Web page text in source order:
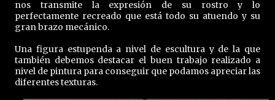
nos transmite la expresión de su rostro y lo
perfectamente recreado que está todo su atuendo y su
gran brazo mecánico.
Una figura estupenda a nivel de escultura y de la que
también debemos destacar el buen trabajo realizado a
nivel de pintura para conseguir que podamos apreciar las
diferentes texturas.